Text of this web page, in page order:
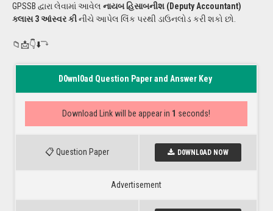
GPSSB દ્વારા લેવામાં આવેલ નાયબ હિસાબનીશ (Deputy Accountant)
ક્લાસ 3 આંસ્વર કીનીચે આપેલ લિંક પરથી ડાઉનલોડ કરી શકો છો.
📁📩👇⬇️⤵️
D0wnl0ad Question Paper and Answer Key
Well done
📋 Question Paper D0WNL0AD NOW
Advertisement